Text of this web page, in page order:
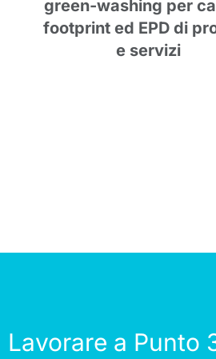
green-washing per
footprint ed EPD di
e servizi
Lavorare a Punto